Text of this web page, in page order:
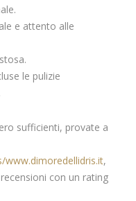
e attento alle
le pulizie
sufficienti, provate a
,
con un rating